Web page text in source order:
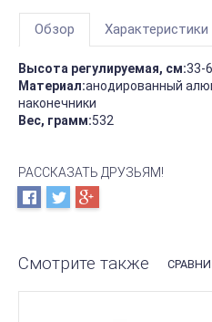
Обзор Характеристики
Высота регулируемая, см:33-
Материал:анодированный
наконечники
Вес, грамм:532
РАССКАЗАТЬ ДРУЗЬЯМ!
Смотрите также